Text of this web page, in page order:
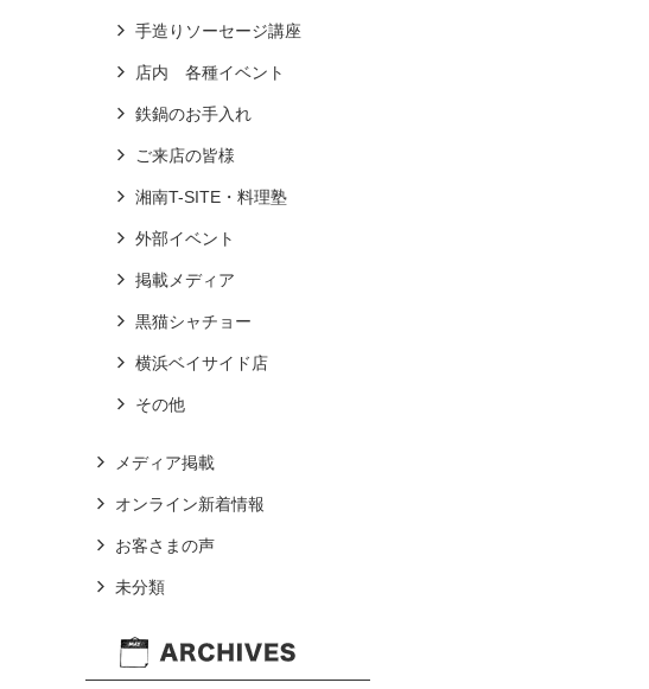
手造りソーセージ講座
店内 各種イベント
鉄鍋のお手入れ
ご来店の皆様
湘南T-SITE・料理塾
外部イベント
掲載メディア
黒猫シャチョー
横浜ベイサイド店
その他
メディア掲載
オンライン新着情報
お客さまの声
未分類